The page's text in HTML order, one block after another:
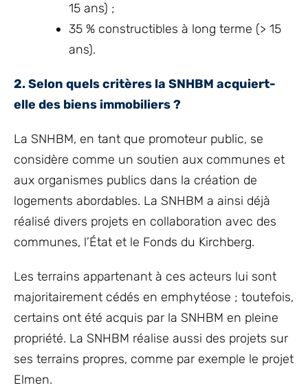
15 ans) ;
35 % constructibles à long terme (> 15
ans).
2. Selon quels critères la SNHBM acquiert-
elle des biens immobiliers ?
La SNHBM, en tant que promoteur public, se
considère comme un soutien aux communes et
aux organismes publics dans la création de
logements abordables. La SNHBM a ainsi déjà
réalisé divers projets en collaboration avec des
communes, l’État et le Fonds du Kirchberg.
Les terrains appartenant à ces acteurs lui sont
majoritairement cédés en emphytéose ; toutefois,
certains ont été acquis par la SNHBM en pleine
propriété. La SNHBM réalise aussi des projets sur
ses terrains propres, comme par exemple le projet
Elmen.